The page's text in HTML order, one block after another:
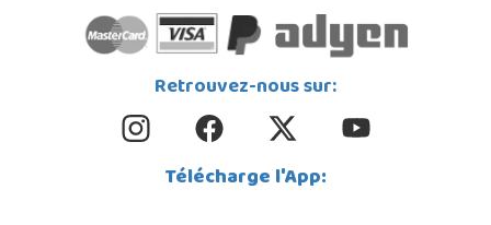
Retrouvez-nous sur:
Télécharge l'App: